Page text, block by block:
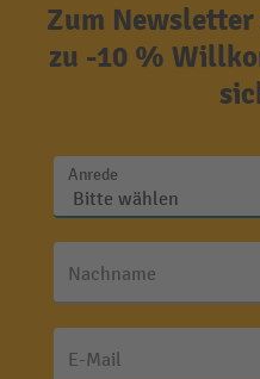
Zum
zu -10 %
Anrede
Nachname
E-Mail